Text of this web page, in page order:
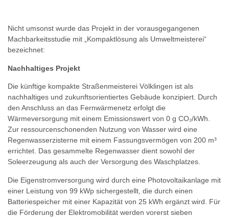
Nicht umsonst wurde das Projekt in der vorausgegangenen
Machbarkeitsstudie mit „Kompaktlösung als Umweltmeisterei“
bezeichnet:
Nachhaltiges Projekt
Die künftige kompakte Straßenmeisterei Völklingen ist als
nachhaltiges und zukunftsorientiertes Gebäude konzipiert. Durch
den Anschluss an das Fernwärmenetz erfolgt die
Wärmeversorgung mit einem Emissionswert von 0 g CO₂/kWh.
Zur ressourcenschonenden Nutzung von Wasser wird eine
Regenwasserzisterne mit einem Fassungsvermögen von 200 m³
errichtet. Das gesammelte Regenwasser dient sowohl der
Soleerzeugung als auch der Versorgung des Waschplatzes.
Die Eigenstromversorgung wird durch eine Photovoltaikanlage mit
einer Leistung von 99 kWp sichergestellt, die durch einen
Batteriespeicher mit einer Kapazität von 25 kWh ergänzt wird. Für
die Förderung der Elektromobilität werden vorerst sieben